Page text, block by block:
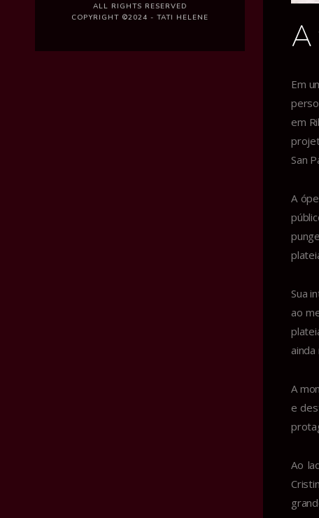
ALL RIGHTS RESERVED
COPYRIGHT ©2024 - TATI HELENE
Em
em
San
A
Sua
ao
A
e
Ao